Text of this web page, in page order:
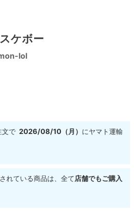
ケボー
lol
文で 2026/08/10（月） にヤマト運輸
れている商品は、全て店舗でもご購入